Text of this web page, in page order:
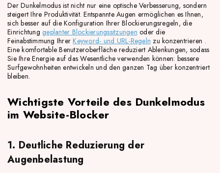
Der Dunkelmodus ist nicht nur eine optische Verbesserung, sondern
steigert Ihre Produktivität. Entspannte Augen ermöglichen es Ihnen,
sich besser auf die Konfiguration Ihrer Blockierungsregeln, die
Einrichtung geplanter Blockierungssitzungen oder die
Feinabstimmung IhrerKeyword- und URL-Regeln zu konzentrieren .
Eine komfortable Benutzeroberfläche reduziert Ablenkungen, sodass
Sie Ihre Energie auf das Wesentliche verwenden können: bessere
Surfgewohnheiten entwickeln und den ganzen Tag über konzentriert
bleiben.
Wichtigste Vorteile des Dunkelmodus
im Website-Blocker
1. Deutliche Reduzierung der
Augenbelastung